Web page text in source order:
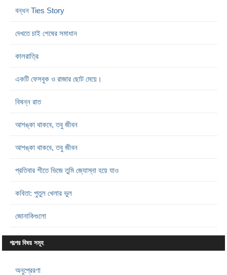
বন্ধন Ties Story
দেখতে চাই শেষের সমাধান
কালরাত্রি
একটি ফেসবুক ও রাজার ছোট মেয়ে।
বিষন্ন রাত
আশঙ্কা থাকবে, তবু জীবন
আশঙ্কা থাকবে, তবু জীবন
প্রতিবার শীতে ভিজে তুমি জ্যোস্না হয়ে যাও
কবিতা: পুতুল খেলার ভুল
জোনাকিগুলো
গল্পের বিষয় সমূহ
অনুপ্রেরণা